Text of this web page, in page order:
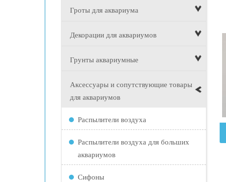
Гроты для аквариума
Декорации для аквариумов
Грунты аквариумные
Аксессуары и сопутствующие товары
для аквариумов
Распылители воздуха
Распылители воздуха для больших
аквариумов
Сифоны